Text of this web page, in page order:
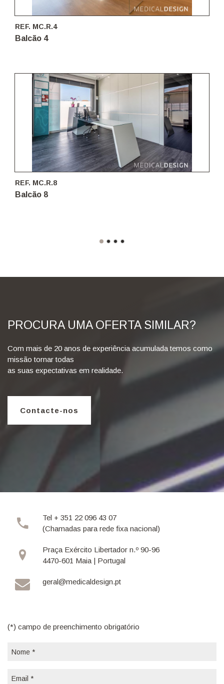
REF. MC.R.4
Balcão 4
REF. MC.R.8
Balcão 8
PROCURA UMA OFERTA SIMILAR?
Com mais de 20 anos de experiência acumulada temos como
missão tornar todas
as suas expectativas em realidade.
Contacte-nos
Tel + 351 22 096 43 07
(Chamadas para rede fixa nacional)
Praça Exército Libertador n.º 90-96
4470-601 Maia | Portugal
geral@medicaldesign.pt
(*) campo de preenchimento obrigatório